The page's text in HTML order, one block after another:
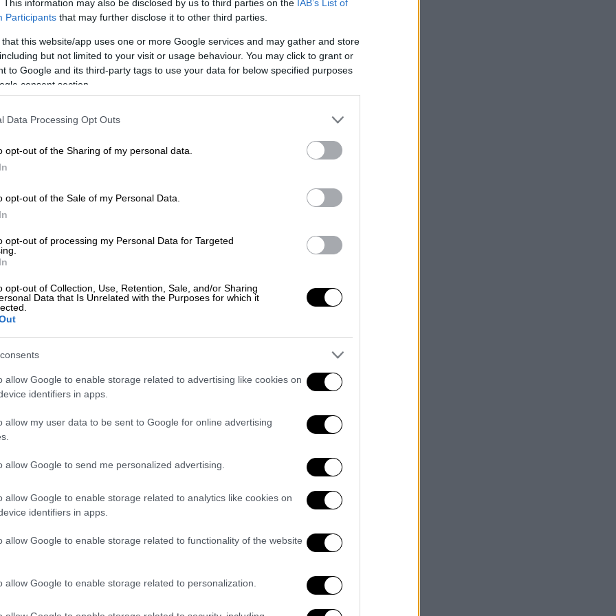
This information may also be disclosed by us to third parties on the IAB’s List of
Participants that may further disclose it to other third parties.
that this website/app uses one or more Google services and may gather and store
but not limited to your visit or usage behaviour. You may click to grant or
to Google and its third-party tags to use your data for below specified purposes
consent section.
Data Processing Opt Outs
opt-out of the Sharing of my personal data.
opt-out of the Sale of my Personal Data.
opt-out of processing my Personal Data for Targeted
opt-out of Collection, Use, Retention, Sale, and/or Sharing
Data that Is Unrelated with the Purposes for which it
allow Google to enable storage related to advertising like cookies on
identifiers in apps.
allow my user data to be sent to Google for online advertising
allow Google to send me personalized advertising.
allow Google to enable storage related to analytics like cookies on
identifiers in apps.
allow Google to enable storage related to functionality of the website
allow Google to enable storage related to personalization.
ότι ηΕΥΔΑΠ
μείωση των υδατικών αποθεμάτων στους
δεν έχει αποφασίσει το μίγμα
την εκπόνηση ενός
επίσης δεν έχει παρουσιαστεί ακόμα.
αποθεμάτων της ΕΥΔΑΠ, την Παρασκευή
ήταν 637,5 εκατομμύρια ενώ
εκατομμύρια κυβικά μέτρα. Η ραγδαία
τα προ τριετίας δεδομένα, βάσει των
κυβικά μέτρα νερού.
δραστικά και δεν προχωρήσουν
προειδοποιήσει πως το λεκανοπέδιο
2,5 χρόνια.
δίνεται η δυνατότητα στον
χώρας σε κατάσταση λειψυδρίας με
Αποβλήτων, Ενέργειας και Υδάτων
και η γνώμη του Γενικού
από λειψυδρία ανοίγει τον δρόμο για τη
σχεδιάζονται για την αντιμετώπιση
«στρατηγικής επένδυσης», πράγμα που
όλες τις σχετικές αδειοδοτήσεις.
άδειες σε 45